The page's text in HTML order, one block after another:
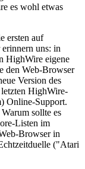
es wohl etwas
ersten auf
uns: in
HighWire eigene
den Web-Browser
Version des
letzten HighWire-
Online-Support.
sollte es
Listen im
Browser in
("Atari